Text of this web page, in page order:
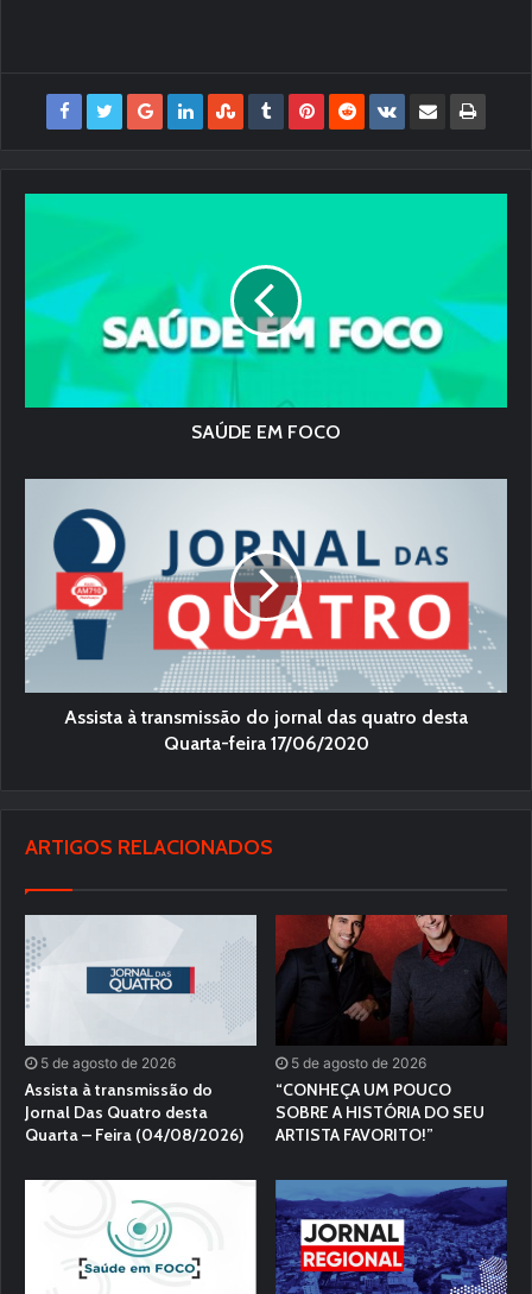
SAÚDE EM FOCO
Assista à transmissão do jornal das quatro desta
Quarta-feira 17/06/2020
ARTIGOS RELACIONADOS
5 de agosto de 2026
Assista à transmissão do
Jornal Das Quatro desta
Quarta – Feira (04/08/2026)
5 de agosto de 2026
“CONHEÇA UM POUCO
SOBRE A HISTÓRIA DO SEU
ARTISTA FAVORITO!”